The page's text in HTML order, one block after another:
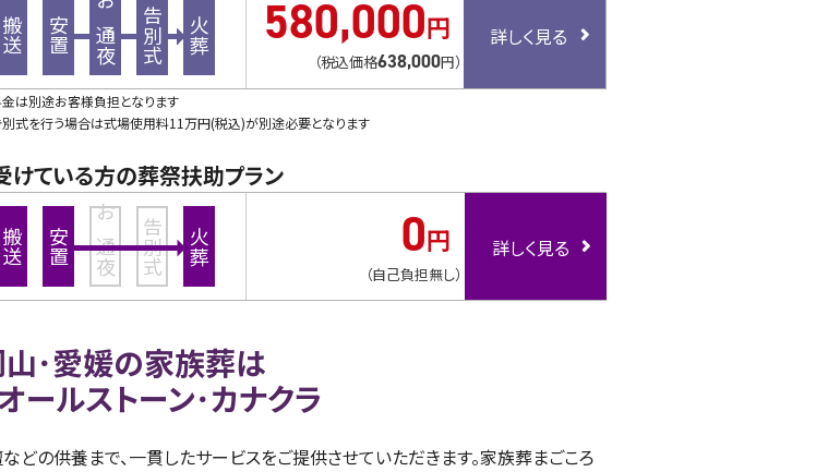
搬送 安置 お通夜 告別式 火葬 580,000円
（税込価格638,000円）
は別途お客様負担となります
式を行う場合は式場使用料11万円(税込)が別途必要となります
けている方の葬祭扶助プラン
搬送 安置 お通夜 告別式 火葬 0円
（自己負担無し）
･愛媛の家族葬は
ールストーン･カナクラ
どの供養まで、一貫したサービスをご提供させていただきます。家族葬まごころ